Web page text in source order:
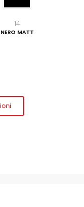
14
NERO MATT